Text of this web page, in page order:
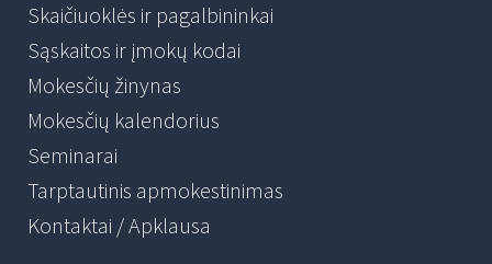
Skaičiuoklės ir pagalbininkai
Sąskaitos ir įmokų kodai
Mokesčių žinynas
Mokesčių kalendorius
Seminarai
Tarptautinis apmokestinimas
Kontaktai / Apklausa